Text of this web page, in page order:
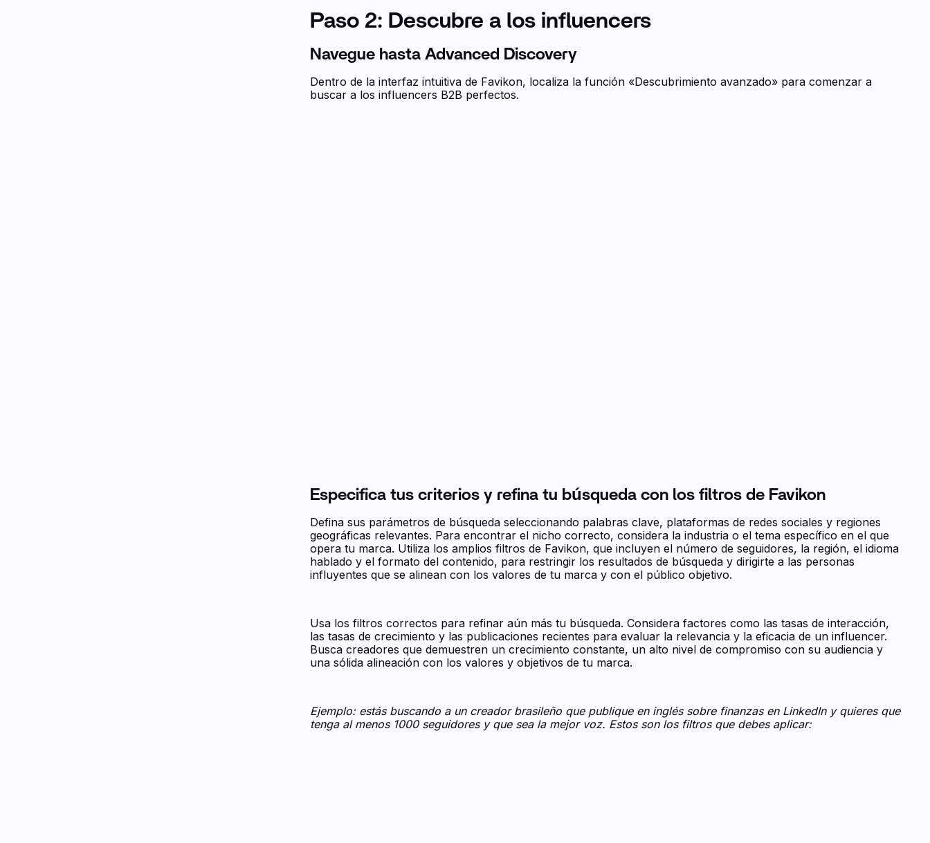
Paso 2: Descubre a los influencers
Navegue hasta Advanced Discovery
Dentro de la interfaz intuitiva de Favikon, localiza la función «Descubrimiento avanzado» para comenzar a
buscar a los influencers B2B perfectos.
Especifica tus criterios y refina tu búsqueda con los filtros de Favikon
Defina sus parámetros de búsqueda seleccionando palabras clave, plataformas de redes sociales y regiones
geográficas relevantes. Para encontrar el nicho correcto, considera la industria o el tema específico en el que
opera tu marca. Utiliza los amplios filtros de Favikon, que incluyen el número de seguidores, la región, el idioma
hablado y el formato del contenido, para restringir los resultados de búsqueda y dirigirte a las personas
influyentes que se alinean con los valores de tu marca y con el público objetivo.
Usa los filtros correctos para refinar aún más tu búsqueda. Considera factores como las tasas de interacción,
las tasas de crecimiento y las publicaciones recientes para evaluar la relevancia y la eficacia de un influencer.
Busca creadores que demuestren un crecimiento constante, un alto nivel de compromiso con su audiencia y
una sólida alineación con los valores y objetivos de tu marca.
Ejemplo: estás buscando a un creador brasileño que publique en inglés sobre finanzas en LinkedIn y quieres que
tenga al menos 1000 seguidores y que sea la mejor voz. Estos son los filtros que debes aplicar: